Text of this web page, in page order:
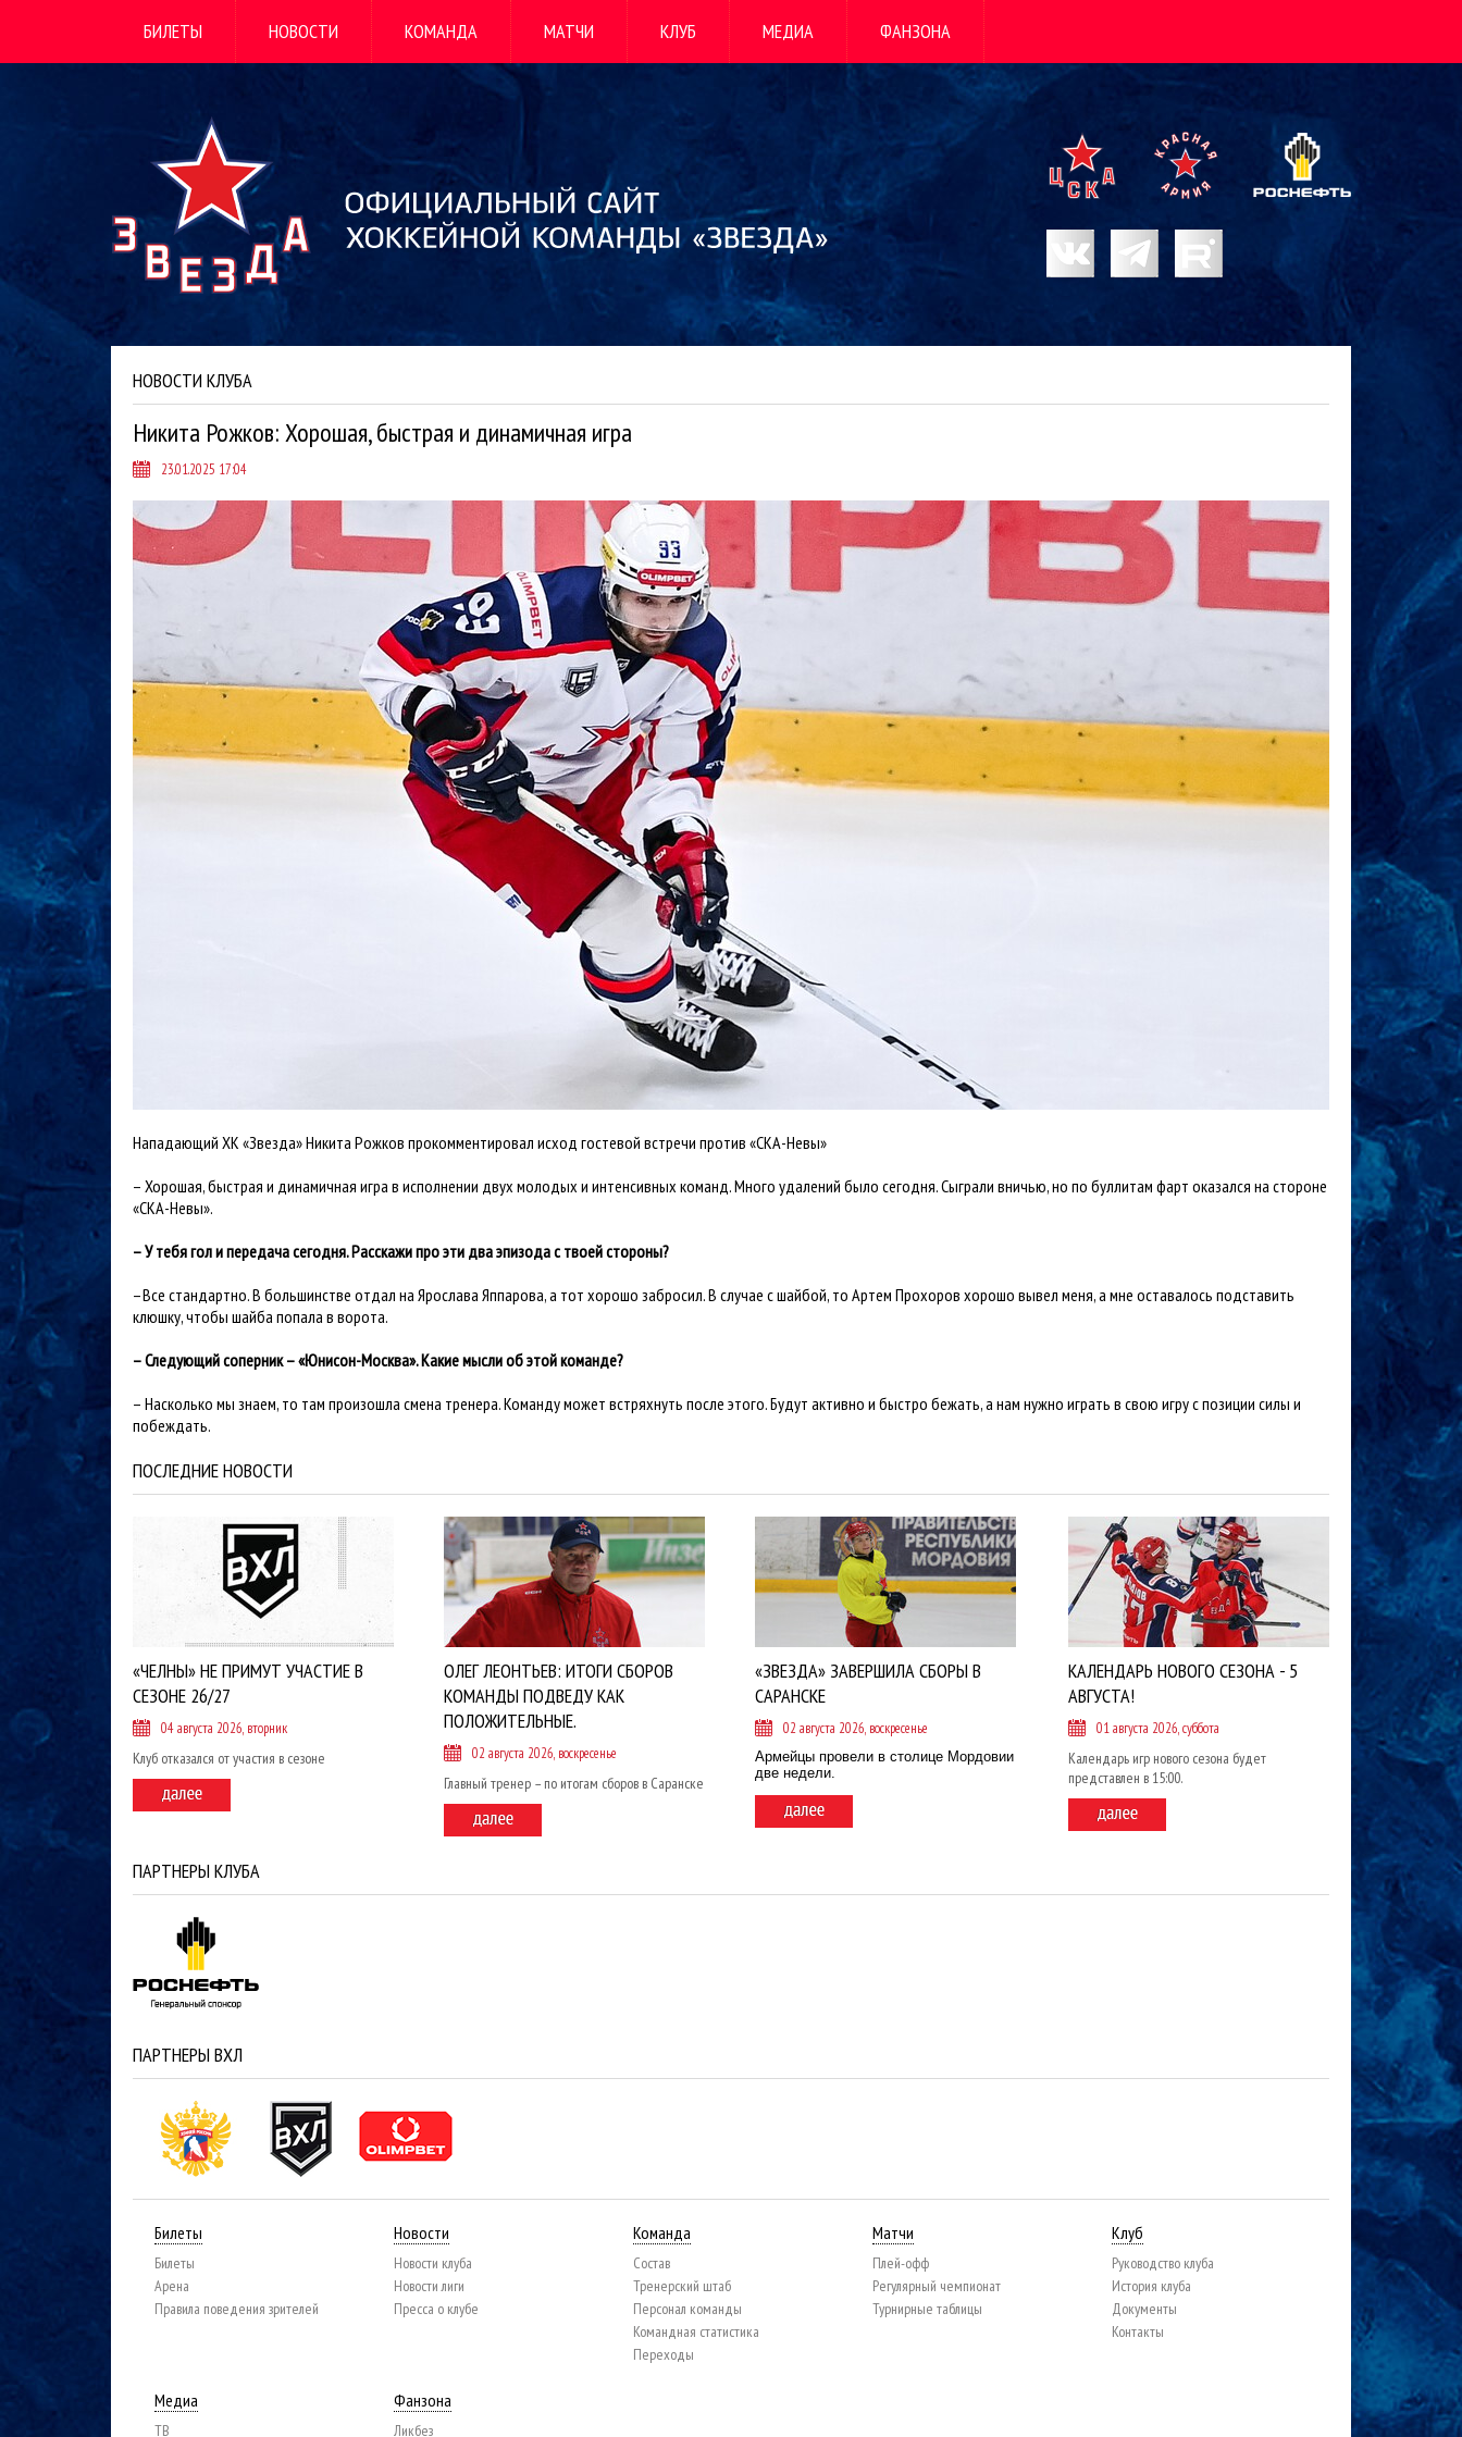
БИЛЕТЫ НОВОСТИ КОМАНДА МАТЧИ КЛУБ МЕДИА ФАНЗОНА
НОВОСТИ КЛУБА
Никита Рожков: Хорошая, быстрая и динамичная игра
23.01.2025 17:04
Нападающий ХК «Звезда» Никита Рожков прокомментировал исход гостевой встречи против «СКА-Невы»
– Хорошая, быстрая и динамичная игра в исполнении двух молодых и интенсивных команд. Много удалений было сегодня. Сыграли вничью, но по буллитам фарт оказался на стороне
«СКА-Невы».
– У тебя гол и передача сегодня. Расскажи про эти два эпизода с твоей стороны?
–Все стандартно. В большинстве отдал на Ярослава Яппарова, а тот хорошо забросил. В случае с шайбой, то Артем Прохоров хорошо вывел меня, а мне оставалось подставить
клюшку, чтобы шайба попала в ворота.
– Следующий соперник – «Юнисон-Москва». Какие мысли об этой команде?
– Насколько мы знаем, то там произошла смена тренера. Команду может встряхнуть после этого. Будут активно и быстро бежать, а нам нужно играть в свою игру с позиции силы и
побеждать.
ПОСЛЕДНИЕ НОВОСТИ
«ЧЕЛНЫ» НЕ ПРИМУТ УЧАСТИЕ В
СЕЗОНЕ 26/27
04 августа 2026, вторник
Клуб отказался от участия в сезоне
ОЛЕГ ЛЕОНТЬЕВ: ИТОГИ СБОРОВ
КОМАНДЫ ПОДВЕДУ КАК
ПОЛОЖИТЕЛЬНЫЕ.
02 августа 2026, воскресенье
Главный тренер – по итогам сборов в Саранске
«ЗВЕЗДА» ЗАВЕРШИЛА СБОРЫ В
САРАНСКЕ
02 августа 2026, воскресенье
Армейцы провели в столице Мордовии
две недели.
КАЛЕНДАРЬ НОВОГО СЕЗОНА - 5
АВГУСТА!
01 августа 2026, суббота
Календарь игр нового сезона будет
представлен в 15:00.
ПАРТНЕРЫ КЛУБА
ПАРТНЕРЫ ВХЛ
Билеты
Билеты
Арена
Правила поведения зрителей
Новости
Новости клуба
Новости лиги
Пресса о клубе
Команда
Состав
Тренерский штаб
Персонал команды
Командная статистика
Переходы
Матчи
Плей-офф
Регулярный чемпионат
Турнирные таблицы
Клуб
Руководство клуба
История клуба
Документы
Контакты
Медиа
ТВ
Фанзона
Ликбез